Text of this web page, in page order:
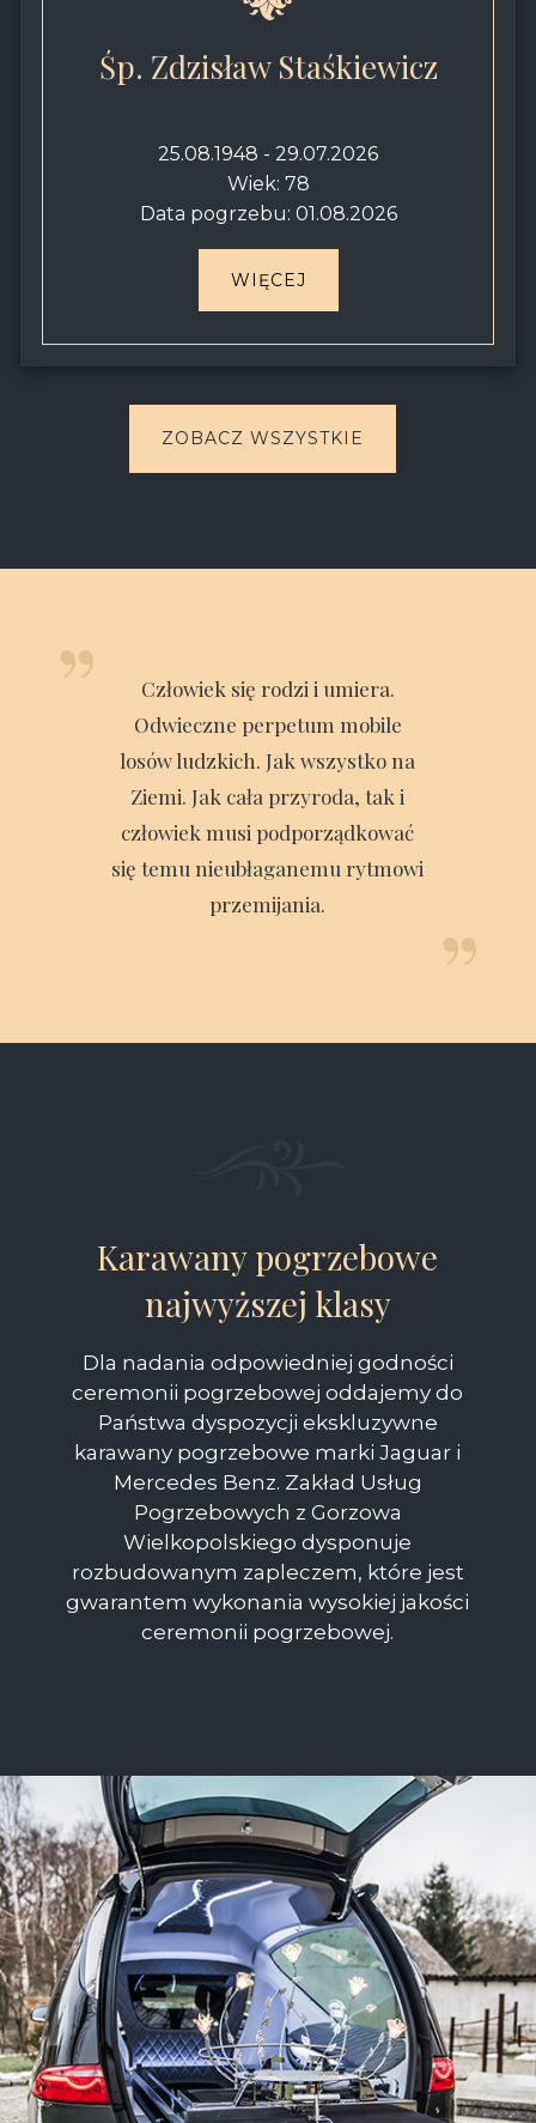
Śp. Zdzisław Staśkiewicz
25.08.1948 - 29.07.2026
Wiek: 78
Data pogrzebu: 01.08.2026
WIĘCEJ
ZOBACZ WSZYSTKIE
„
Człowiek się rodzi i umiera.
Odwieczne perpetum mobile
losów ludzkich. Jak wszystko na
Ziemi. Jak cała przyroda, tak i
człowiek musi podporządkować
się temu nieubłaganemu rytmowi
przemijania.
”
Karawany pogrzebowe
najwyższej klasy
Dla nadania odpowiedniej godności
ceremonii pogrzebowej oddajemy do
Państwa dyspozycji ekskluzywne
karawany pogrzebowe marki Jaguar i
Mercedes Benz. Zakład Usług
Pogrzebowych z Gorzowa
Wielkopolskiego dysponuje
rozbudowanym zapleczem, które jest
gwarantem wykonania wysokiej jakości
ceremonii pogrzebowej.